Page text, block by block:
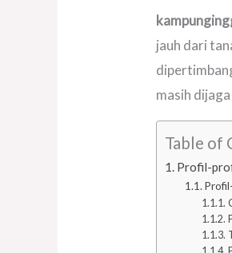
jauh dari
masih
Table of
Profil-